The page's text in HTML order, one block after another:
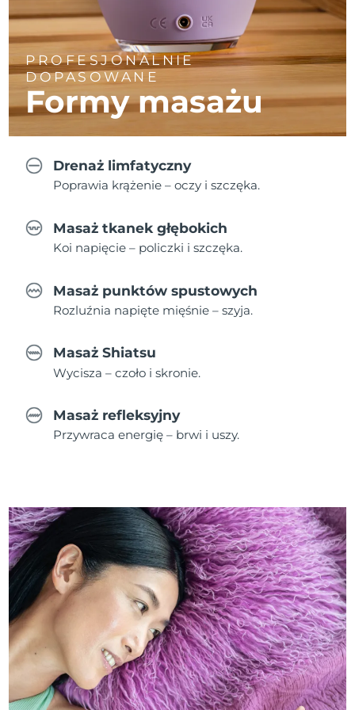
PROFESJONALNIE
DOPASOWANE
Formy masażu
Drenaż limfatyczny
Poprawia krążenie – oczy i szczęka.
Masaż tkanek głębokich
Koi napięcie – policzki i szczęka.
Masaż punktów spustowych
Rozluźnia napięte mięśnie – szyja.
Masaż Shiatsu
Wycisza – czoło i skronie.
Masaż refleksyjny
Przywraca energię – brwi i uszy.